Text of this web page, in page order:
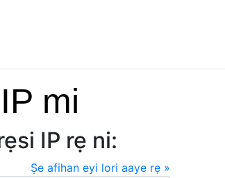
IP mi
IP rẹ ni:
Ṣe afihan eyi lori aaye rẹ »